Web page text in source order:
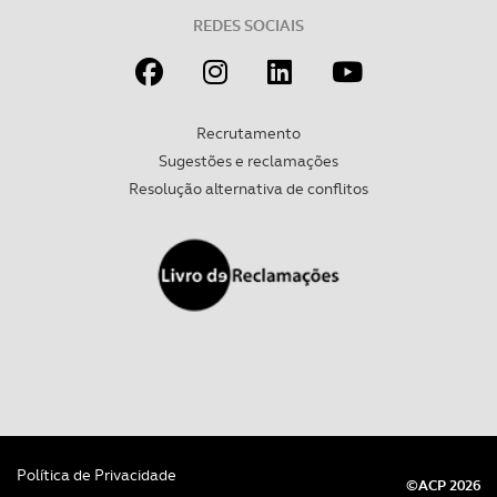
experiência de navegação no Website e nos serviços
disponibilizados.
REDES SOCIAIS
Recrutamento
Sugestões e reclamações
Resolução alternativa de conflitos
Política de Privacidade
©ACP 2026